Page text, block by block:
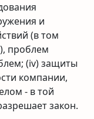
и
(в том
проблем
(iv) защиты
компании,
- в той
закон.